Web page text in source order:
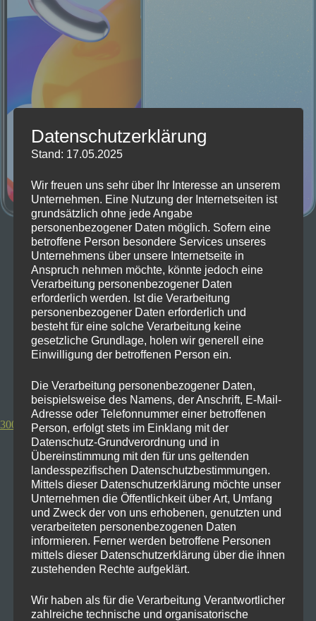
In dieser Preisklasse gibt es zwei Handys, die quasi
gleich sind. Das Redmi Note 11 Pro und Poco X4.
Beide sind absolut gleich ausgestattet. Ich weiß nicht,
warum Xiaomi das macht. Aber gönnt euch das, was
gerade günstiger ist
Zum Bestpreis Redmi Note 11 Pro
Zum Bestpreis Poco X4
300-350€ One Plus Nord 2/2T
Datenschutzerklärung
Stand: 17.05.2025
Wir freuen uns sehr über Ihr Interesse an unserem
Unternehmen. Eine Nutzung der Internetseiten ist
grundsätzlich ohne jede Angabe
personenbezogener Daten möglich. Sofern eine
betroffene Person besondere Services unseres
Unternehmens über unsere Internetseite in
Anspruch nehmen möchte, könnte jedoch eine
Verarbeitung personenbezogener Daten
erforderlich werden. Ist die Verarbeitung
personenbezogener Daten erforderlich und
besteht für eine solche Verarbeitung keine
gesetzliche Grundlage, holen wir generell eine
Einwilligung der betroffenen Person ein.
Die Verarbeitung personenbezogener Daten,
beispielsweise des Namens, der Anschrift, E-Mail-
Adresse oder Telefonnummer einer betroffenen
Person, erfolgt stets im Einklang mit der
Datenschutz-Grundverordnung und in
Übereinstimmung mit den für uns geltenden
landesspezifischen Datenschutzbestimmungen.
Mittels dieser Datenschutzerklärung möchte unser
Unternehmen die Öffentlichkeit über Art, Umfang
und Zweck der von uns erhobenen, genutzten und
verarbeiteten personenbezogenen Daten
informieren. Ferner werden betroffene Personen
mittels dieser Datenschutzerklärung über die ihnen
zustehenden Rechte aufgeklärt.
Wir haben als für die Verarbeitung Verantwortlicher
zahlreiche technische und organisatorische